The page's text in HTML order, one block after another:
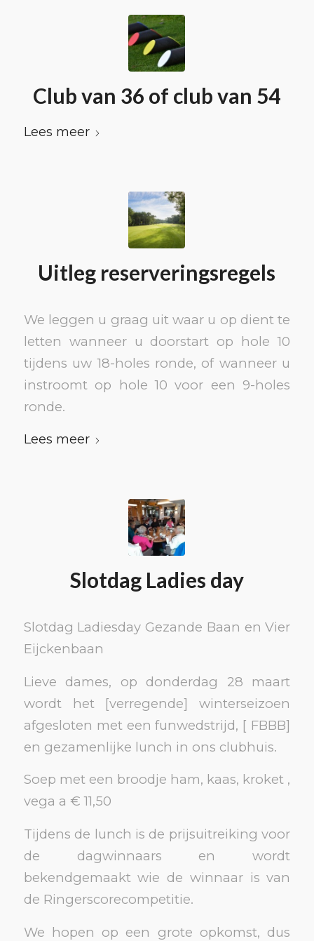
Club van 36 of club van 54
Lees meer
Uitleg reserveringsregels
We leggen u graag uit waar u op dient te
letten wanneer u doorstart op hole 10
tijdens uw 18-holes ronde, of wanneer u
instroomt op hole 10 voor een 9-holes
ronde.
Lees meer
Slotdag Ladies day
Slotdag Ladiesday Gezande Baan en Vier
Eijckenbaan
Lieve dames, op donderdag 28 maart
wordt het [verregende] winterseizoen
afgesloten met een funwedstrijd, [ FBBB]
en gezamenlijke lunch in ons clubhuis.
Soep met een broodje ham, kaas, kroket ,
vega a € 11,50
Tijdens de lunch is de prijsuitreiking voor
de dagwinnaars en wordt
bekendgemaakt wie de winnaar is van
de Ringerscorecompetitie.
We hopen op een grote opkomst, dus